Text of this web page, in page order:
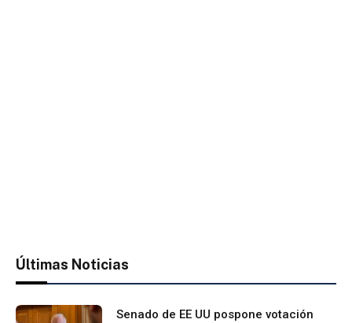
Últimas Noticias
Senado de EE UU pospone votación